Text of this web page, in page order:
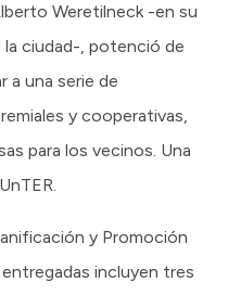
Weretilneck -en su
ciudad-, potenció de
a una serie de
y cooperativas,
para los vecinos. Una
y Promoción
incluyen tres